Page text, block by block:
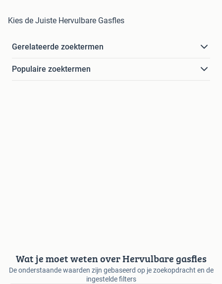
Kies de Juiste Hervulbare Gasfles
Gerelateerde zoektermen
Populaire zoektermen
Wat je moet weten over Hervulbare gasfles
De onderstaande waarden zijn gebaseerd op je zoekopdracht en de
ingestelde filters